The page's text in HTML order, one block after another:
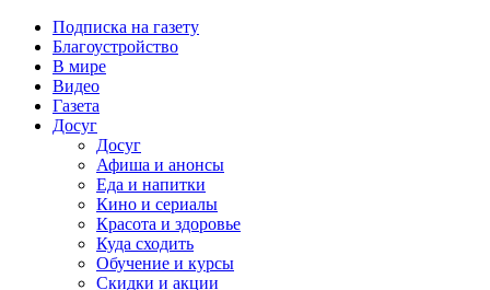
Подписка на газету
Благоустройство
В мире
Видео
Газета
Досуг
Досуг
Афиша и анонсы
Еда и напитки
Кино и сериалы
Красота и здоровье
Куда сходить
Обучение и курсы
Скидки и акции